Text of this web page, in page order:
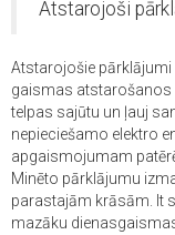
Atstarojoši
Atstarojošie pārklājumi
gaismas atstarošanos
telpas sajūtu un ļauj
nepieciešamo elektro
apgaismojumam
Minēto pārklājumu
parastajām krāsām. It
mazāku